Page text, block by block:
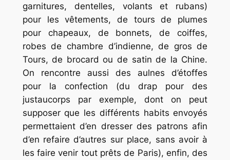
garnitures, dentelles, volants et rubans)
pour les vêtements, de tours de plumes
pour chapeaux, de bonnets, de coiffes,
robes de chambre d’indienne, de gros de
Tours, de brocard ou de satin de la Chine.
On rencontre aussi des aulnes d’étoffes
pour la confection (du drap pour des
justaucorps par exemple, dont on peut
supposer que les différents habits envoyés
permettaient d’en dresser des patrons afin
d’en refaire d’autres sur place, sans avoir à
les faire venir tout prêts de Paris), enfin, des